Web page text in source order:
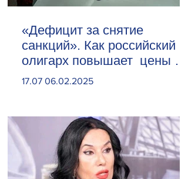
«Дефицит за снятие
санкций». Как российский
олигарх повышает цены на
сливочное масло
17.07 06.02.2025